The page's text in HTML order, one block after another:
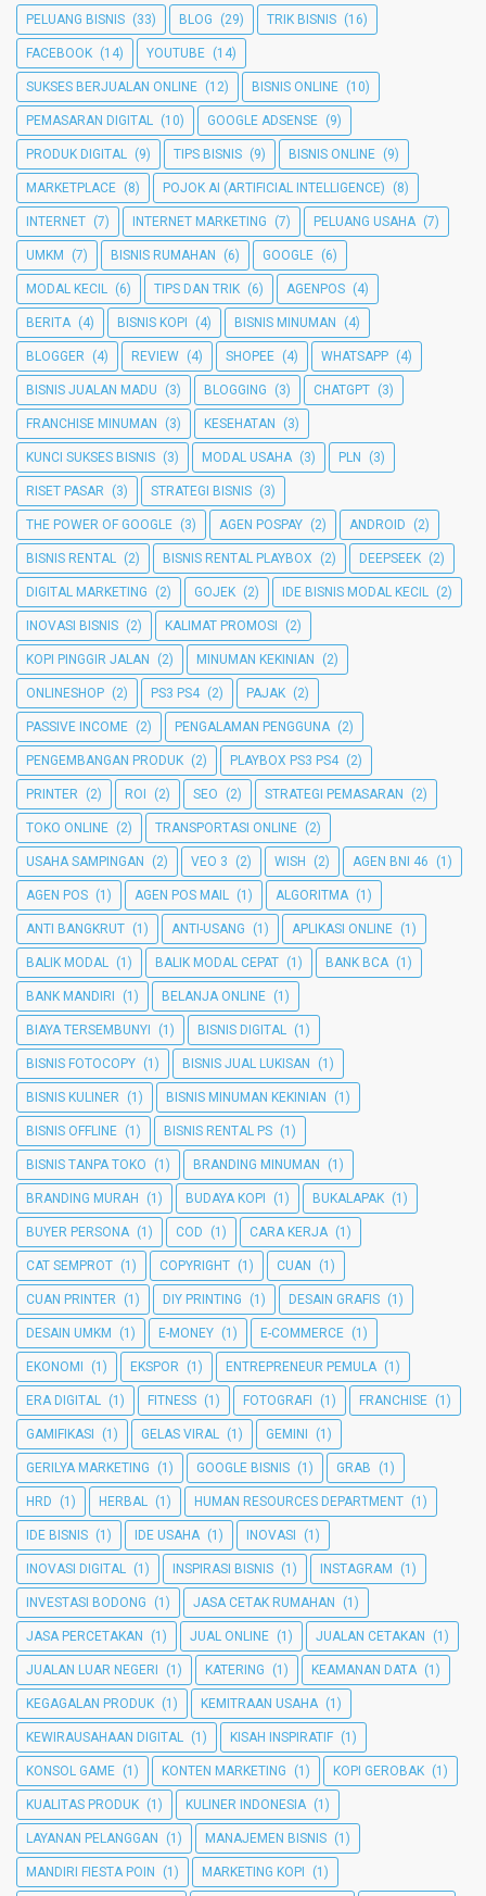
PELUANG BISNIS (33) BLOG (29) TRIK BISNIS (16)
FACEBOOK (14) YOUTUBE (14)
SUKSES BERJUALAN ONLINE (12) BISNIS ONLINE (10)
PEMASARAN DIGITAL (10) GOOGLE ADSENSE (9)
PRODUK DIGITAL (9) TIPS BISNIS (9) BISNIS ONLINE (9)
MARKETPLACE (8) POJOK AI (ARTIFICIAL INTELLIGENCE) (8)
INTERNET (7) INTERNET MARKETING (7) PELUANG USAHA (7)
UMKM (7) BISNIS RUMAHAN (6) GOOGLE (6)
MODAL KECIL (6) TIPS DAN TRIK (6) AGENPOS (4)
BERITA (4) BISNIS KOPI (4) BISNIS MINUMAN (4)
BLOGGER (4) REVIEW (4) SHOPEE (4) WHATSAPP (4)
BISNIS JUALAN MADU (3) BLOGGING (3) CHATGPT (3)
FRANCHISE MINUMAN (3) KESEHATAN (3)
KUNCI SUKSES BISNIS (3) MODAL USAHA (3) PLN (3)
RISET PASAR (3) STRATEGI BISNIS (3)
THE POWER OF GOOGLE (3) AGEN POSPAY (2) ANDROID (2)
BISNIS RENTAL (2) BISNIS RENTAL PLAYBOX (2) DEEPSEEK (2)
DIGITAL MARKETING (2) GOJEK (2) IDE BISNIS MODAL KECIL (2)
INOVASI BISNIS (2) KALIMAT PROMOSI (2)
KOPI PINGGIR JALAN (2) MINUMAN KEKINIAN (2)
ONLINESHOP (2) PS3 PS4 (2) PAJAK (2)
PASSIVE INCOME (2) PENGALAMAN PENGGUNA (2)
PENGEMBANGAN PRODUK (2) PLAYBOX PS3 PS4 (2)
PRINTER (2) ROI (2) SEO (2) STRATEGI PEMASARAN (2)
TOKO ONLINE (2) TRANSPORTASI ONLINE (2)
USAHA SAMPINGAN (2) VEO 3 (2) WISH (2) AGEN BNI 46 (1)
AGEN POS (1) AGEN POS MAIL (1) ALGORITMA (1)
ANTI BANGKRUT (1) ANTI-USANG (1) APLIKASI ONLINE (1)
BALIK MODAL (1) BALIK MODAL CEPAT (1) BANK BCA (1)
BANK MANDIRI (1) BELANJA ONLINE (1)
BIAYA TERSEMBUNYI (1) BISNIS DIGITAL (1)
BISNIS FOTOCOPY (1) BISNIS JUAL LUKISAN (1)
BISNIS KULINER (1) BISNIS MINUMAN KEKINIAN (1)
BISNIS OFFLINE (1) BISNIS RENTAL PS (1)
BISNIS TANPA TOKO (1) BRANDING MINUMAN (1)
BRANDING MURAH (1) BUDAYA KOPI (1) BUKALAPAK (1)
BUYER PERSONA (1) COD (1) CARA KERJA (1)
CAT SEMPROT (1) COPYRIGHT (1) CUAN (1)
CUAN PRINTER (1) DIY PRINTING (1) DESAIN GRAFIS (1)
DESAIN UMKM (1) E-MONEY (1) E-COMMERCE (1)
EKONOMI (1) EKSPOR (1) ENTREPRENEUR PEMULA (1)
ERA DIGITAL (1) FITNESS (1) FOTOGRAFI (1) FRANCHISE (1)
GAMIFIKASI (1) GELAS VIRAL (1) GEMINI (1)
GERILYA MARKETING (1) GOOGLE BISNIS (1) GRAB (1)
HRD (1) HERBAL (1) HUMAN RESOURCES DEPARTMENT (1)
IDE BISNIS (1) IDE USAHA (1) INOVASI (1)
INOVASI DIGITAL (1) INSPIRASI BISNIS (1) INSTAGRAM (1)
INVESTASI BODONG (1) JASA CETAK RUMAHAN (1)
JASA PERCETAKAN (1) JUAL ONLINE (1) JUALAN CETAKAN (1)
JUALAN LUAR NEGERI (1) KATERING (1) KEAMANAN DATA (1)
KEGAGALAN PRODUK (1) KEMITRAAN USAHA (1)
KEWIRAUSAHAAN DIGITAL (1) KISAH INSPIRATIF (1)
KONSOL GAME (1) KONTEN MARKETING (1) KOPI GEROBAK (1)
KUALITAS PRODUK (1) KULINER INDONESIA (1)
LAYANAN PELANGGAN (1) MANAJEMEN BISNIS (1)
MANDIRI FIESTA POIN (1) MARKETING KOPI (1)